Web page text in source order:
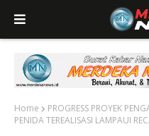
Home
PROGRESS PROYEK
PENIDA TEREALISASI LAMPAUI